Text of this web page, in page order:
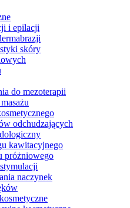
i epilacji
skóry
do mezoterapii
odchudzających
kawitacyjnego
próżniowego
naczynek